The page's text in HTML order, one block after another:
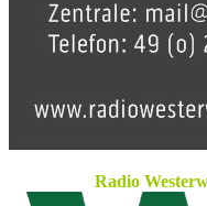
Radio